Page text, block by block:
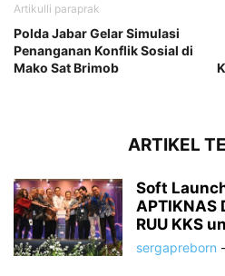
Artikulli paraprak
Polda Jabar Gelar Simulasi
Penanganan Konflik Sosial di
Mako Sat Brimob
ARTIKEL
Soft
APTIKNAS
RUU KKS
sergapreborn -